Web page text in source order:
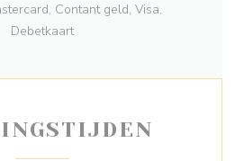
Contant geld, Visa,
Debetkaart